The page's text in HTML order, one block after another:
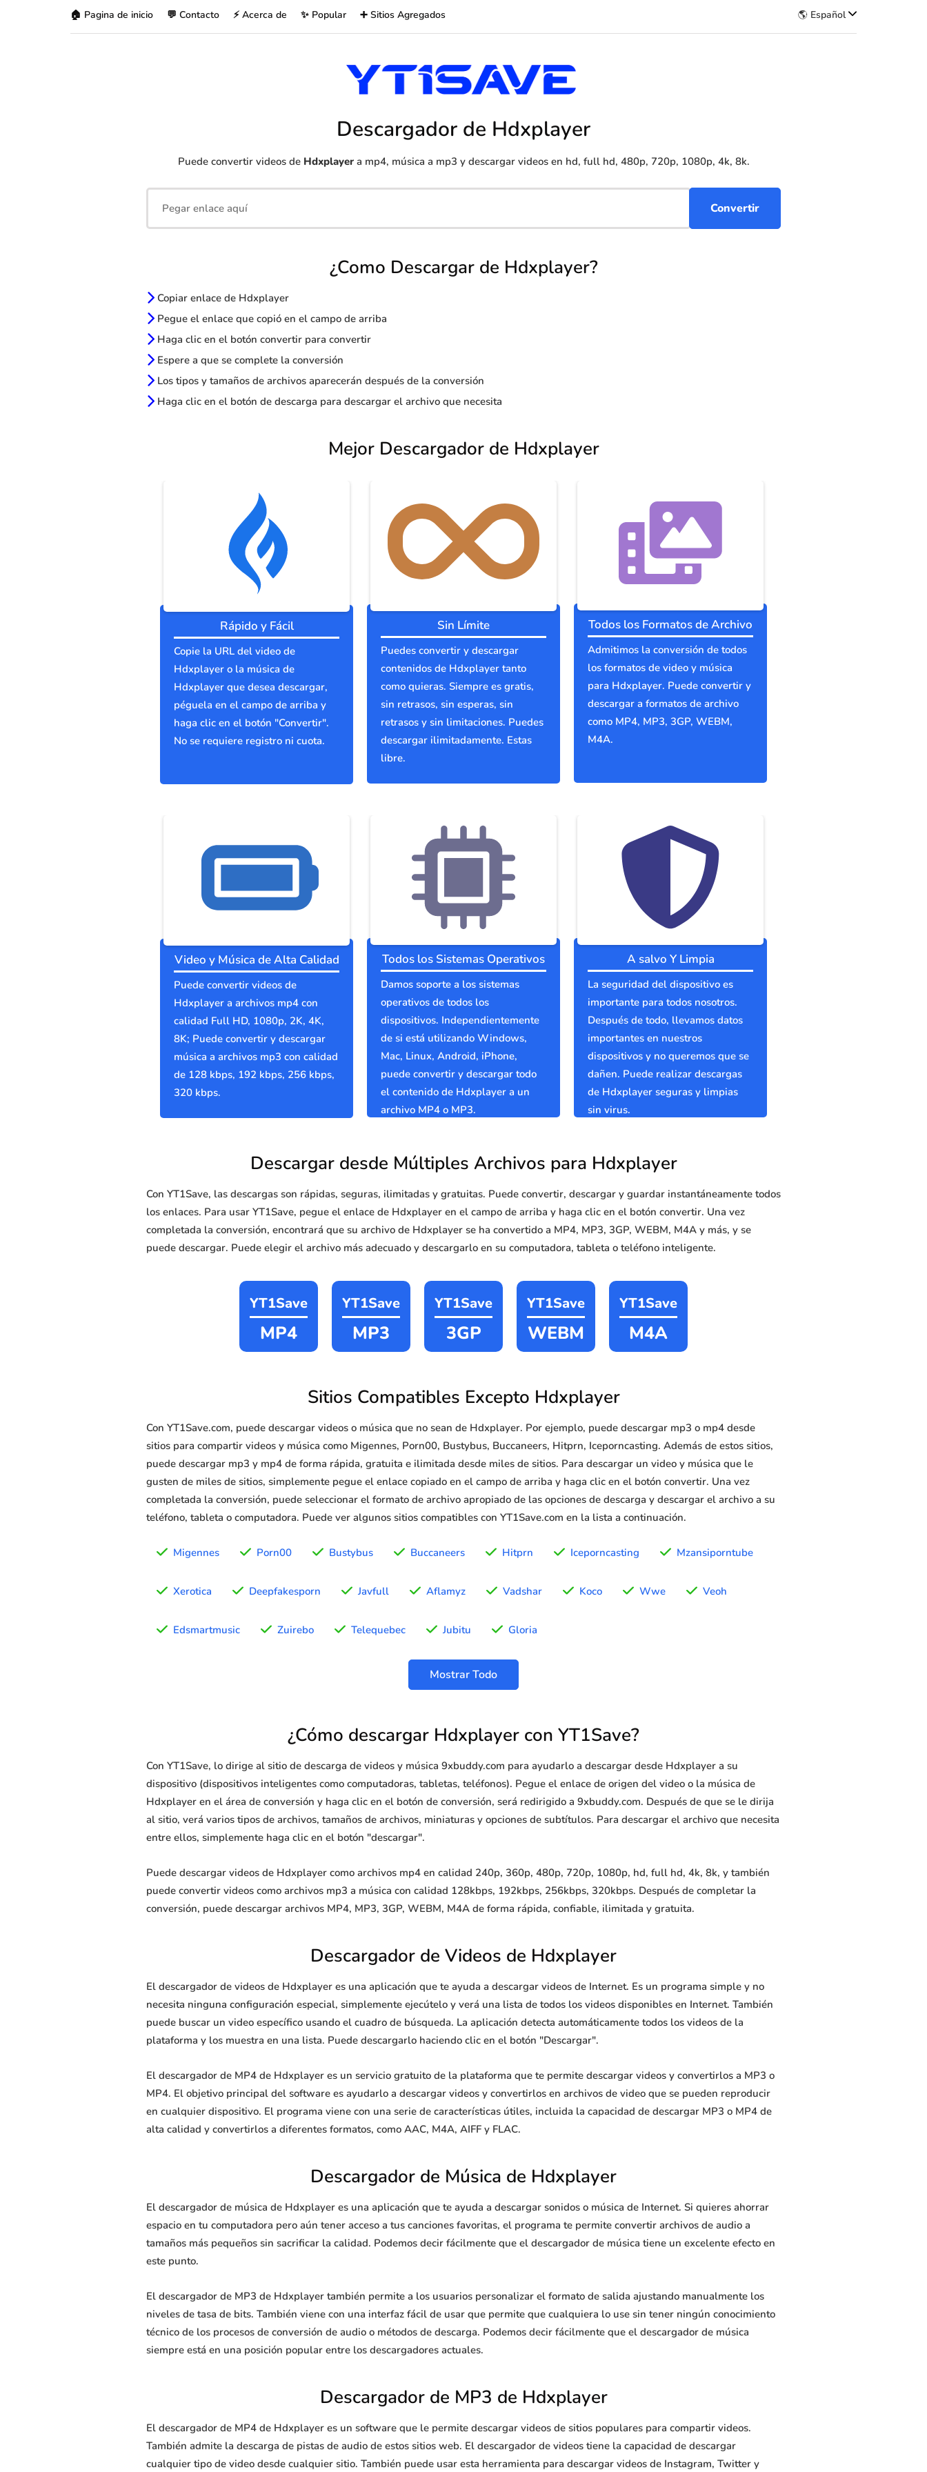
🏠 Pagina de inicio 💬 Contacto ⚡ Acerca de ✨ Popular ➕ Sitios Agregados 🌎 Español
Descargador de Hdxplayer
Puede convertir videos de Hdxplayera mp4, música a mp3 y descargar videos en hd, full hd, 480p, 720p, 1080p, 4k, 8k.
¿Como Descargar de Hdxplayer?
Copiar enlace de Hdxplayer
Pegue el enlace que copió en el campo de arriba
Haga clic en el botón convertir para convertir
Espere a que se complete la conversión
Los tipos y tamaños de archivos aparecerán después de la conversión
Haga clic en el botón de descarga para descargar el archivo que necesita
Mejor Descargador de Hdxplayer
Rápido y Fácil
Copie la URL del video de
Hdxplayer o la música de
Hdxplayer que desea descargar,
péguela en el campo de arriba y
haga clic en el botón "Convertir".
No se requiere registro ni cuota.
Sin Límite
Puedes convertir y descargar
contenidos de Hdxplayer tanto
como quieras. Siempre es gratis,
sin retrasos, sin esperas, sin
retrasos y sin limitaciones. Puedes
descargar ilimitadamente. Estas
libre.
Todos los Formatos de Archivo
Admitimos la conversión de todos
los formatos de video y música
para Hdxplayer. Puede convertir y
descargar a formatos de archivo
como MP4, MP3, 3GP, WEBM,
M4A.
Video y Música de Alta Calidad
Puede convertir videos de
Hdxplayer a archivos mp4 con
calidad Full HD, 1080p, 2K, 4K,
8K; Puede convertir y descargar
música a archivos mp3 con calidad
de 128 kbps, 192 kbps, 256 kbps,
320 kbps.
Todos los Sistemas Operativos
Damos soporte a los sistemas
operativos de todos los
dispositivos. Independientemente
de si está utilizando Windows,
Mac, Linux, Android, iPhone,
puede convertir y descargar todo
el contenido de Hdxplayer a un
archivo MP4 o MP3.
A salvo Y Limpia
La seguridad del dispositivo es
importante para todos nosotros.
Después de todo, llevamos datos
importantes en nuestros
dispositivos y no queremos que se
dañen. Puede realizar descargas
de Hdxplayer seguras y limpias
sin virus.
Descargar desde Múltiples Archivos para Hdxplayer
Con YT1Save, las descargas son rápidas, seguras, ilimitadas y gratuitas. Puede convertir, descargar y guardar instantáneamente todos
los enlaces. Para usar YT1Save, pegue el enlace de Hdxplayer en el campo de arriba y haga clic en el botón convertir. Una vez
completada la conversión, encontrará que su archivo de Hdxplayer se ha convertido a MP4, MP3, 3GP, WEBM, M4A y más, y se
puede descargar. Puede elegir el archivo más adecuado y descargarlo en su computadora, tableta o teléfono inteligente.
YT1Save
MP4
YT1Save
MP3
YT1Save
3GP
YT1Save
WEBM
YT1Save
M4A
Sitios Compatibles Excepto Hdxplayer
Con YT1Save.com, puede descargar videos o música que no sean de Hdxplayer. Por ejemplo, puede descargar mp3 o mp4 desde
sitios para compartir videos y música como Migennes, Porn00, Bustybus, Buccaneers, Hitprn, Iceporncasting. Además de estos sitios,
puede descargar mp3 y mp4 de forma rápida, gratuita e ilimitada desde miles de sitios. Para descargar un video y música que le
gusten de miles de sitios, simplemente pegue el enlace copiado en el campo de arriba y haga clic en el botón convertir. Una vez
completada la conversión, puede seleccionar el formato de archivo apropiado de las opciones de descarga y descargar el archivo a su
teléfono, tableta o computadora. Puede ver algunos sitios compatibles con YT1Save.com en la lista a continuación.
Migennes Porn00 Bustybus Buccaneers Hitprn Iceporncasting Mzansiporntube
Xerotica Deepfakesporn Javfull Aflamyz Vadshar Koco Wwe Veoh
Edsmartmusic Zuirebo Telequebec Jubitu Gloria
Mostrar Todo
¿Cómo descargar Hdxplayer con YT1Save?
Con YT1Save, lo dirige al sitio de descarga de videos y música 9xbuddy.com para ayudarlo a descargar desde Hdxplayer a su
dispositivo (dispositivos inteligentes como computadoras, tabletas, teléfonos). Pegue el enlace de origen del video o la música de
Hdxplayer en el área de conversión y haga clic en el botón de conversión, será redirigido a 9xbuddy.com. Después de que se le dirija
al sitio, verá varios tipos de archivos, tamaños de archivos, miniaturas y opciones de subtítulos. Para descargar el archivo que necesita
entre ellos, simplemente haga clic en el botón "descargar".
Puede descargar videos de Hdxplayer como archivos mp4 en calidad 240p, 360p, 480p, 720p, 1080p, hd, full hd, 4k, 8k, y también
puede convertir videos como archivos mp3 a música con calidad 128kbps, 192kbps, 256kbps, 320kbps. Después de completar la
conversión, puede descargar archivos MP4, MP3, 3GP, WEBM, M4A de forma rápida, confiable, ilimitada y gratuita.
Descargador de Videos de Hdxplayer
El descargador de videos de Hdxplayer es una aplicación que te ayuda a descargar videos de Internet. Es un programa simple y no
necesita ninguna configuración especial, simplemente ejecútelo y verá una lista de todos los videos disponibles en Internet. También
puede buscar un video específico usando el cuadro de búsqueda. La aplicación detecta automáticamente todos los videos de la
plataforma y los muestra en una lista. Puede descargarlo haciendo clic en el botón "Descargar".
El descargador de MP4 de Hdxplayer es un servicio gratuito de la plataforma que te permite descargar videos y convertirlos a MP3 o
MP4. El objetivo principal del software es ayudarlo a descargar videos y convertirlos en archivos de video que se pueden reproducir
en cualquier dispositivo. El programa viene con una serie de características útiles, incluida la capacidad de descargar MP3 o MP4 de
alta calidad y convertirlos a diferentes formatos, como AAC, M4A, AIFF y FLAC.
Descargador de Música de Hdxplayer
El descargador de música de Hdxplayer es una aplicación que te ayuda a descargar sonidos o música de Internet. Si quieres ahorrar
espacio en tu computadora pero aún tener acceso a tus canciones favoritas, el programa te permite convertir archivos de audio a
tamaños más pequeños sin sacrificar la calidad. Podemos decir fácilmente que el descargador de música tiene un excelente efecto en
este punto.
El descargador de MP3 de Hdxplayer también permite a los usuarios personalizar el formato de salida ajustando manualmente los
niveles de tasa de bits. También viene con una interfaz fácil de usar que permite que cualquiera lo use sin tener ningún conocimiento
técnico de los procesos de conversión de audio o métodos de descarga. Podemos decir fácilmente que el descargador de música
siempre está en una posición popular entre los descargadores actuales.
Descargador de MP3 de Hdxplayer
El descargador de MP4 de Hdxplayer es un software que le permite descargar videos de sitios populares para compartir videos.
También admite la descarga de pistas de audio de estos sitios web. El descargador de videos tiene la capacidad de descargar
cualquier tipo de video desde cualquier sitio. También puede usar esta herramienta para descargar videos de Instagram, Twitter y